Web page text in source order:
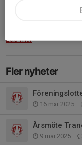
månaderna januari-
Läs mer
Fler nyheter
16 mar 2025
Årsmöte
9 mar 2025